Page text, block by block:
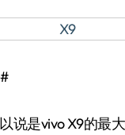
是vivo X9的最大